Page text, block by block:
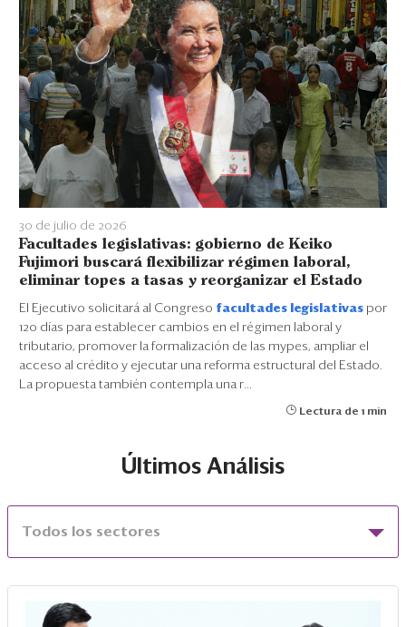
30 de julio de 2026
Facultades legislativas: gobierno de Keiko
Fujimori buscará flexibilizar régimen laboral,
eliminar topes a tasas y reorganizar el Estado
El Ejecutivo solicitará al Congreso facultades legislativas por
120 días para establecer cambios en el régimen laboral y
tributario, promover la formalización de las mypes, ampliar el
acceso al crédito y ejecutar una reforma estructural del Estado.
La propuesta también contempla una r...
Lectura de 1 min
Últimos Análisis
Todos los sectores